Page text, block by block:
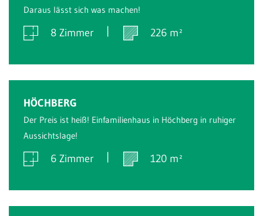
Daraus lässt sich was machen!
8 Zimmer 226 m²
HÖCHBERG
Der Preis ist heiß! Einfamilienhaus in Höchberg in ruhiger
Aussichtslage!
6 Zimmer 120 m²